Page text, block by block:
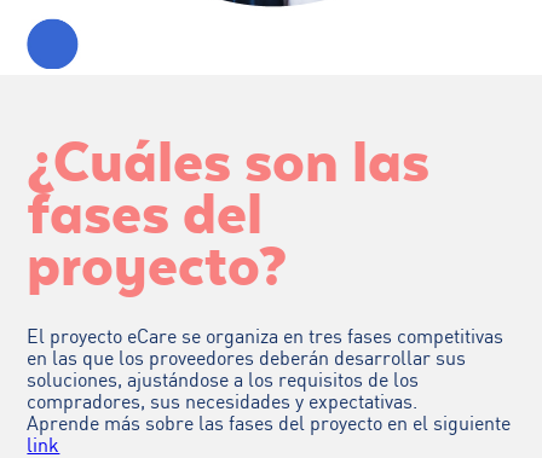
¿Cuáles son las
fases del
proyecto?
El proyecto eCare se organiza en tres fases competitivas
en las que los proveedores deberán desarrollar sus
soluciones, ajustándose a los requisitos de los
compradores, sus necesidades y expectativas.
Aprende más sobre las fases del proyecto en el siguiente
link